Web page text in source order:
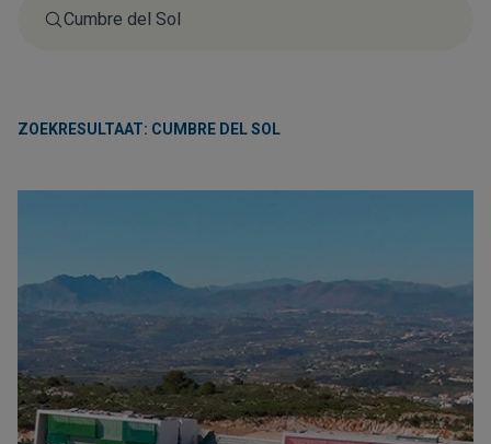
ZOEKRESULTAAT: CUMBRE DEL SOL